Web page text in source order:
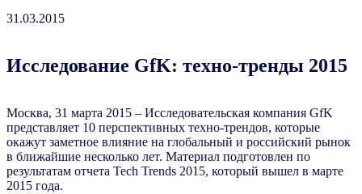
31.03.2015
Исследование GfK: техно-тренды 2015
Москва, 31 марта 2015 – Исследовательская компания GfK
представляет 10 перспективных техно-трендов, которые
окажут заметное влияние на глобальный и российский рынок
в ближайшие несколько лет. Материал подготовлен по
результатам отчета Tech Trends 2015, который вышел в марте
2015 года.